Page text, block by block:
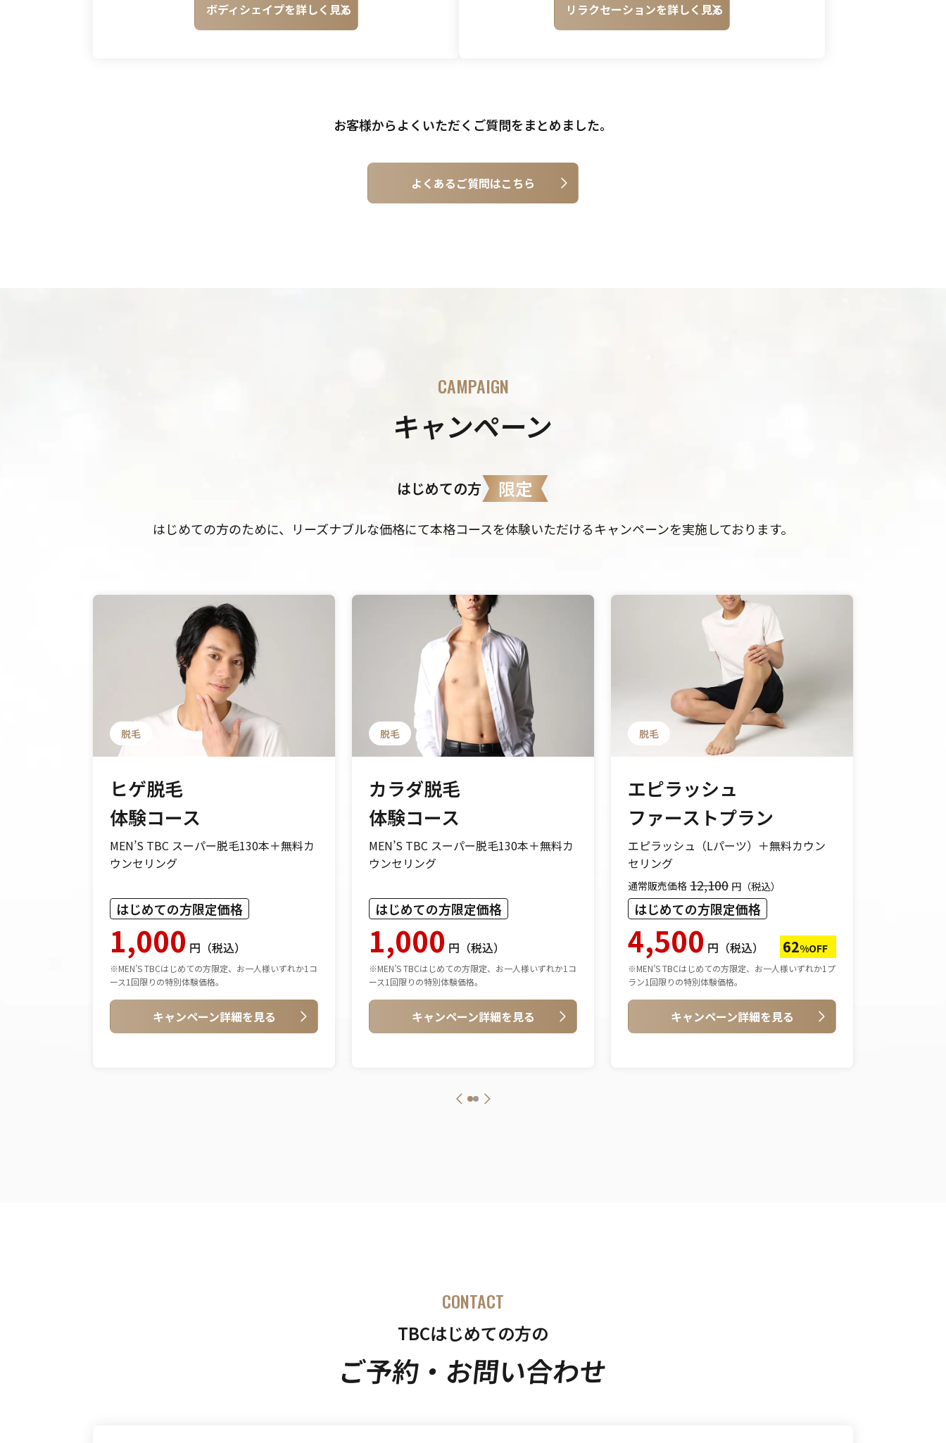
ボディシェイプを詳しく見る リラクセーションを詳しく見る
お客様からよくいただく ご質問をまとめました。
よくあるご質問はこちら
CAMPAIGN
キャンペーン
はじめての方 限定
はじめての方のために、リーズナブルな価格にて本格コースを体験いただけるキャンペーンを実施しております。
脱毛
ヒゲ脱毛
体験コース
MEN’S TBC スーパー脱毛130本＋無料カ
ウンセリング
はじめての方限定価格
1,000 円（税込）
※MEN’S TBCはじめての方限定、お一人様いずれか1コ
ース1回限りの特別体験価格。
キャンペーン詳細を見る
脱毛
カラダ脱毛
体験コース
MEN’S TBC スーパー脱毛130本＋無料カ
ウンセリング
はじめての方限定価格
1,000 円（税込）
※MEN’S TBCはじめての方限定、お一人様いずれか1コ
ース1回限りの特別体験価格。
キャンペーン詳細を見る
脱毛
エピラッシュ
ファーストプラン
エピラッシュ（Lパーツ）＋無料カウン
セリング
通常販売価格 12,100 円（税込）
はじめての方限定価格
4,500 円（税込） 62%OFF
※MEN’S TBCはじめての方限定、お一人様いずれか1プ
ラン1回限りの特別体験価格。
キャンペーン詳細を見る
CONTACT
TBCはじめての方の
ご予約・お問い合わせ